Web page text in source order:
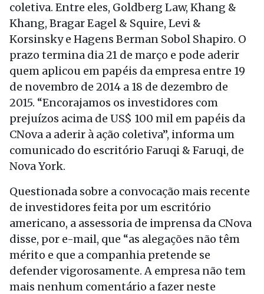
coletiva. Entre eles, Goldberg Law, Khang &
Khang, Bragar Eagel & Squire, Levi &
Korsinsky e Hagens Berman Sobol Shapiro. O
prazo termina dia 21 de março e pode aderir
quem aplicou em papéis da empresa entre 19
de novembro de 2014 a 18 de dezembro de
2015. “Encorajamos os investidores com
prejuízos acima de US$ 100 mil em papéis da
CNova a aderir à ação coletiva”, informa um
comunicado do escritório Faruqi & Faruqi, de
Nova York.
Questionada sobre a convocação mais recente
de investidores feita por um escritório
americano, a assessoria de imprensa da CNova
disse, por e-mail, que “as alegações não têm
mérito e que a companhia pretende se
defender vigorosamente. A empresa não tem
mais nenhum comentário a fazer neste